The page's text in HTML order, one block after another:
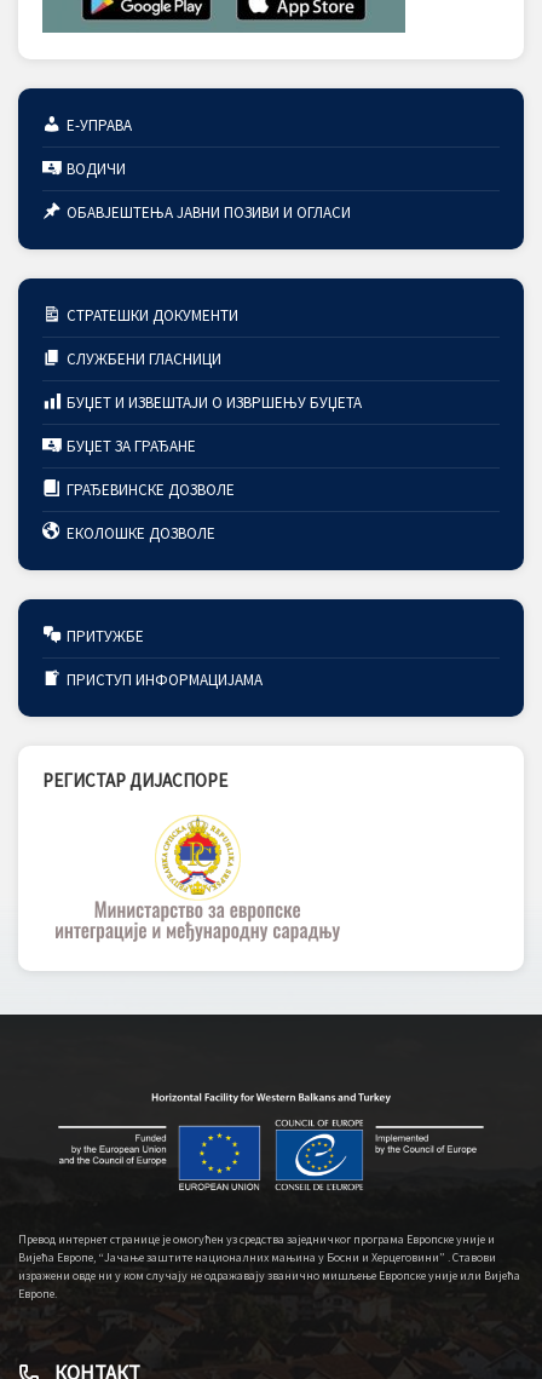
Е-УПРАВА
ВОДИЧИ
ОБАВЈЕШТЕЊА ЈАВНИ ПОЗИВИ И ОГЛАСИ
СТРАТЕШКИ ДОКУМЕНТИ
СЛУЖБЕНИ ГЛАСНИЦИ
БУЏЕТ И ИЗВЕШТАЈИ О ИЗВРШЕЊУ БУЏЕТА
БУЏЕТ ЗА ГРАЂАНЕ
ГРАЂЕВИНСКЕ ДОЗВОЛЕ
ЕКОЛОШКЕ ДОЗВОЛЕ
ПРИТУЖБЕ
ПРИСТУП ИНФОРМАЦИЈАМА
РЕГИСТАР ДИЈАСПОРЕ
Превод интернет странице је омогућен уз средства заједничког програма Европске уније и
Вијећа Европе, “Јачање заштите националних мањина у Босни и Херцеговини” . Ставови
изражени овде ни у ком случају не одражавају званично мишљење Европске уније или Вијећа
Европе.
КОНТАКТ